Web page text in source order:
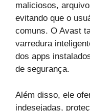
maliciosos,
evitando que o
comuns. O Avast
varredura
dos apps
de segurança.
Além disso, ele
indesejadas,